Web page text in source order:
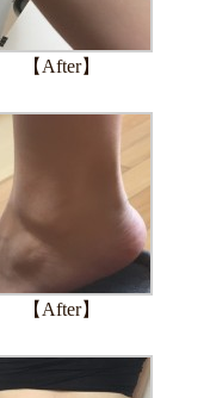
【After】
【After】